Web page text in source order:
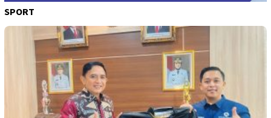
SPORT